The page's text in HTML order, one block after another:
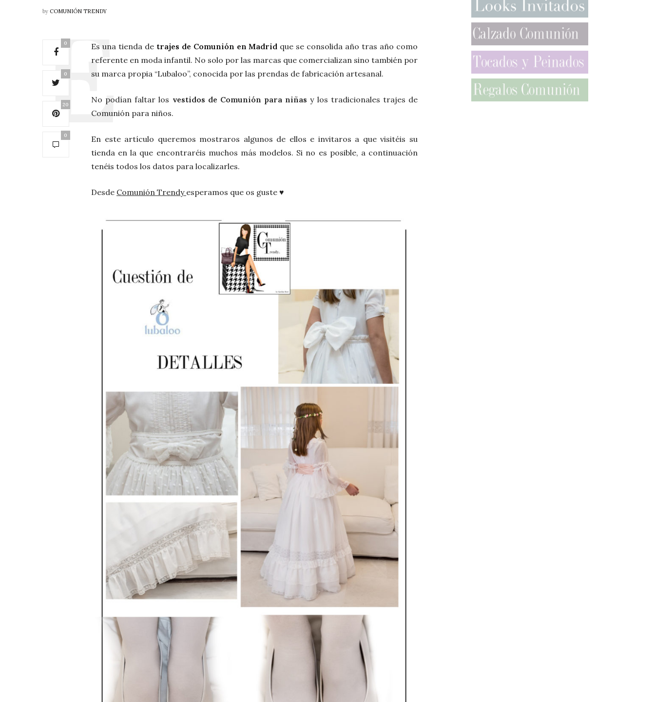
by COMUNIÓN TRENDY
0
0
20
0
Es una tienda de trajes de Comunión en Madrid que se consolida año tras año como
referente en moda infantil. No solo por las marcas que comercializan sino también por
su marca propia “Lubaloo”, conocida por las prendas de fabricación artesanal.
No podían faltar los vestidos de Comunión para niñas y los tradicionales trajes de
Comunión para niños.
En este artículo queremos mostraros algunos de ellos e invitaros a que visitéis su
tienda en la que encontraréis muchos más modelos. Si no es posible, a continuación
tenéis todos los datos para localizarles.
Desde Comunión Trendy esperamos que os guste ♥